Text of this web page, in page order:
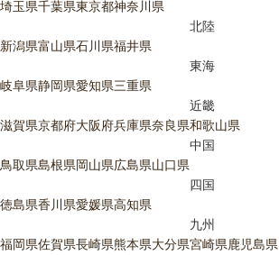
埼玉県千葉県東京都神奈川県
北陸
新潟県富山県石川県福井県
東海
岐阜県静岡県愛知県三重県
近畿
滋賀県京都府大阪府兵庫県奈良県和歌山県
中国
鳥取県島根県岡山県広島県山口県
四国
徳島県香川県愛媛県高知県
九州
福岡県佐賀県長崎県熊本県大分県宮崎県鹿児島県